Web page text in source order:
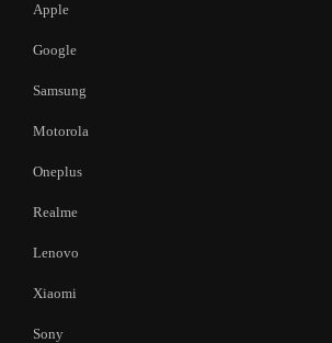
Apple
Google
Samsung
Motorola
Oneplus
Realme
Lenovo
Xiaomi
Sony